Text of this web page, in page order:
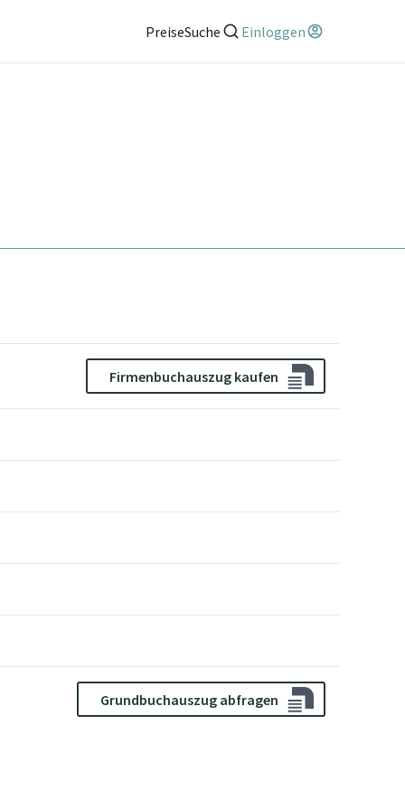
PreiseSuche Einloggen
Firmenbuchauszug kaufen
Grundbuchauszug abfragen